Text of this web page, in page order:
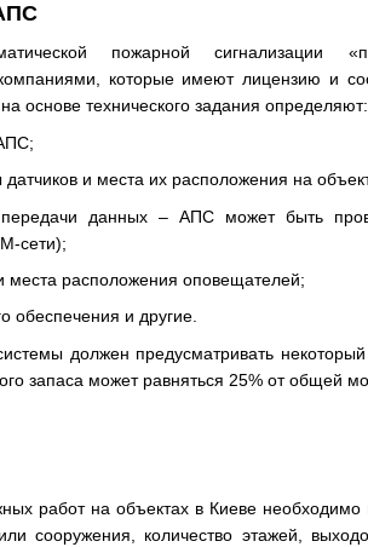
пожарной
которые имеют лицензию и
основе технического задания определяют:
датчиков и места их расположения на
данных – АПС может быть
сети);
места расположения оповещателей;
обеспечения и другие.
должен предусматривать
запаса может равняться 25% от общей
работ на объектах в Киеве
сооружения, количество этажей,